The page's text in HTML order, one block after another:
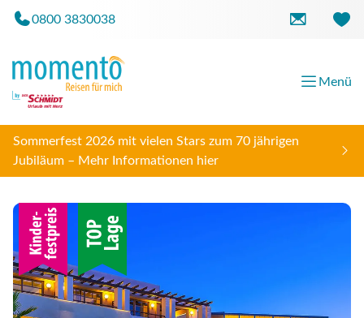
0800 3830038
Menü
Sommerfest 2026 mit vielen Stars zum 70 jährigen
Jubiläum – Mehr Informationen hier